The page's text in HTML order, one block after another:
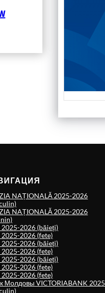
NAȚIONALĂ 2025-2026
NAȚIONALĂ 2025-2026
2025-2026 (băieți)
2025-2026 (fete)
2025-2026 (băieți)
2025-2026 (fete)
2025-2026 (băieți)
2025-2026 (fete)
2025-2026 (fete)
Молдовы VICTORIABANK 2025